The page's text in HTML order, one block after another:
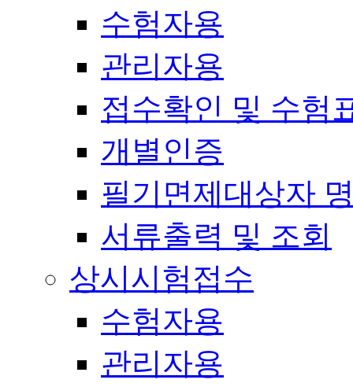
수험자용
관리자용
접수확인 및 수험
개별인증
필기면제대상자
서류출력 및 조회
상시시험접수
수험자용
관리자용